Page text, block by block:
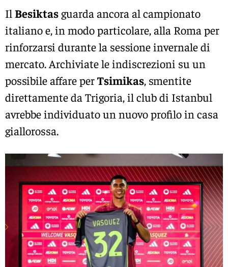
Il Besiktasguarda ancora al campionato
italiano e, in modo particolare, alla Roma per
rinforzarsi durante la sessione invernale di
mercato. Archiviate le indiscrezioni su un
possibile affare perTsimikas, smentite
direttamente da Trigoria, il club di Istanbul
avrebbe individuato un nuovo profilo in casa
giallorossa.